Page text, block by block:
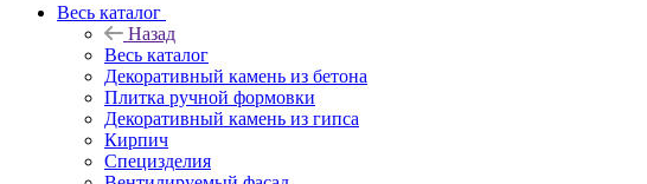
Весь каталог
Назад
Весь каталог
Декоративный камень из бетона
Плитка ручной формовки
Декоративный камень из гипса
Кирпич
Специзделия